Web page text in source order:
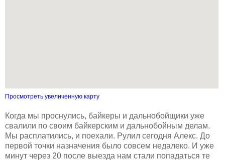
Просмотреть увеличенную карту
Когда мы проснулись, байкеры и дальнобойщики уже
свалили по своим байкерским и дальнобойным делам.
Мы расплатились, и поехали. Рулил сегодня Алекс. До
первой точки назначения было совсем недалеко. И уже
минут через 20 после выезда нам стали попадаться те